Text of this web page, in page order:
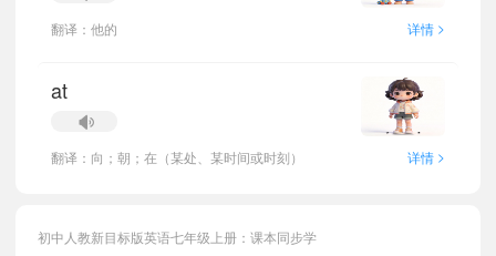
翻译：他的 详情 >
at
翻译：向；朝；在（某处、某时间或时刻） 详情 >
初中人教新目标版英语七年级上册：课本同步学